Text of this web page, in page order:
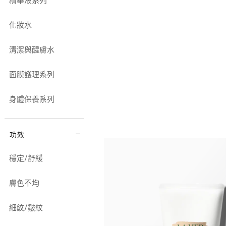
化妝水
清潔與醒膚水
面膜護理系列
身體保養系列
功效
穩定/舒緩
膚色不均
細紋/皺紋